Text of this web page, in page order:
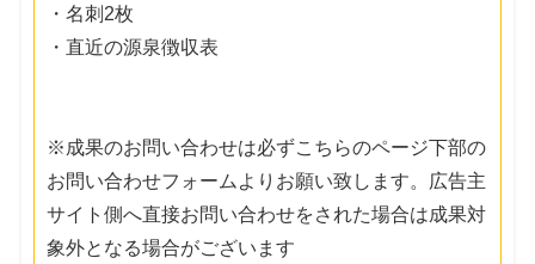
・名刺2枚
・直近の源泉徴収表
※成果のお問い合わせは必ずこちらのページ下部の
お問い合わせフォームよりお願い致します。広告主
サイト側へ直接お問い合わせをされた場合は成果対
象外となる場合がございます